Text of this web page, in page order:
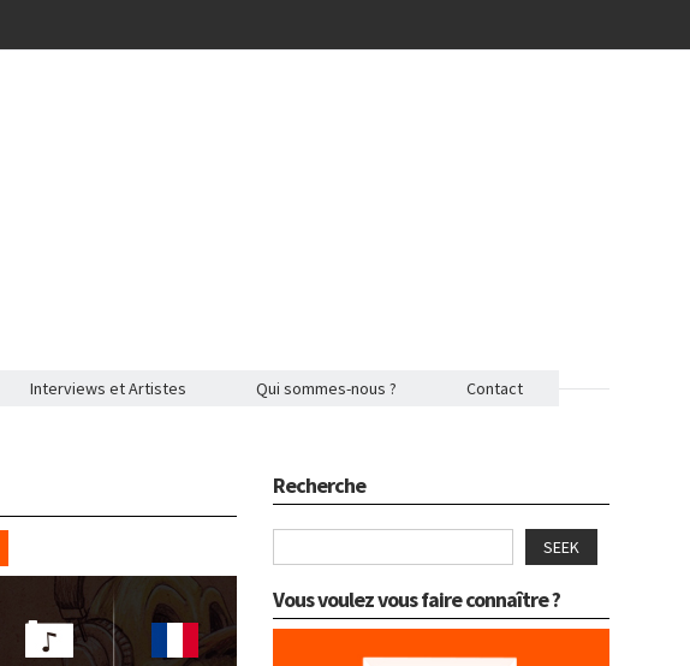
Interviews et Artistes Qui sommes-nous ? Contact
Recherche
SEEK
Vous voulez vous faire connaître ?